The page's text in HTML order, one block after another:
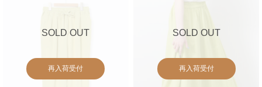
SOLD OUT
再入荷受付
SOLD OUT
再入荷受付